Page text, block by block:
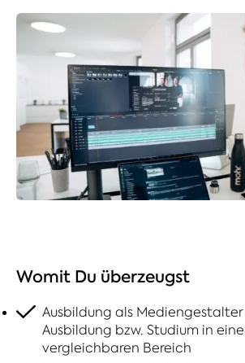
Womit Du überzeugst
Ausbildung als
Ausbildung bzw. Studium in
vergleichbaren Bereich